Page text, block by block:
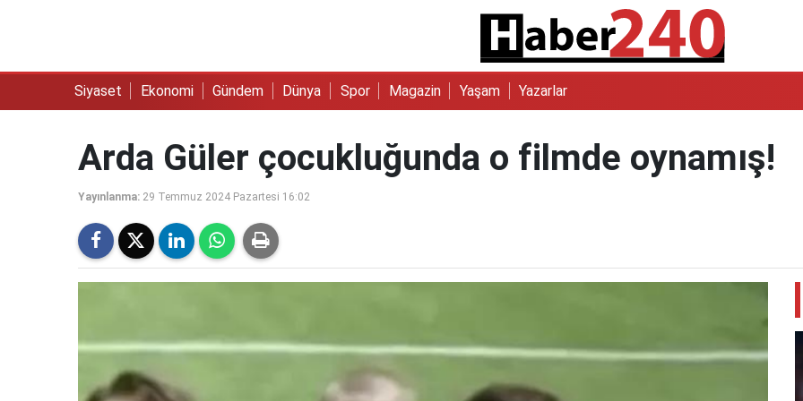
Siyaset Ekonomi Gündem Dünya Spor Magazin Yaşam Yazarlar
Arda Güler çocukluğunda o filmde oynamış!
Yayınlanma: 29 Temmuz 2024 Pazartesi 16:02